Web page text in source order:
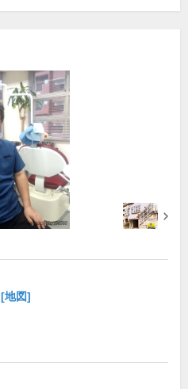
[地図]